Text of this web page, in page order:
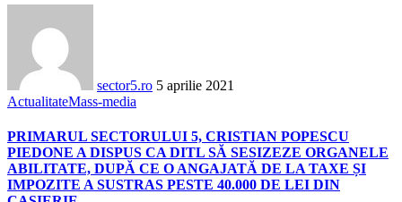
sector5.ro 5 aprilie 2021
ActualitateMass-media
PRIMARUL SECTORULUI 5, CRISTIAN POPESCU
PIEDONE A DISPUS CA DITL SĂ SESIZEZE ORGANELE
ABILITATE, DUPĂ CE O ANGAJATĂ DE LA TAXE ȘI
IMPOZITE A SUSTRAS PESTE 40.000 DE LEI DIN